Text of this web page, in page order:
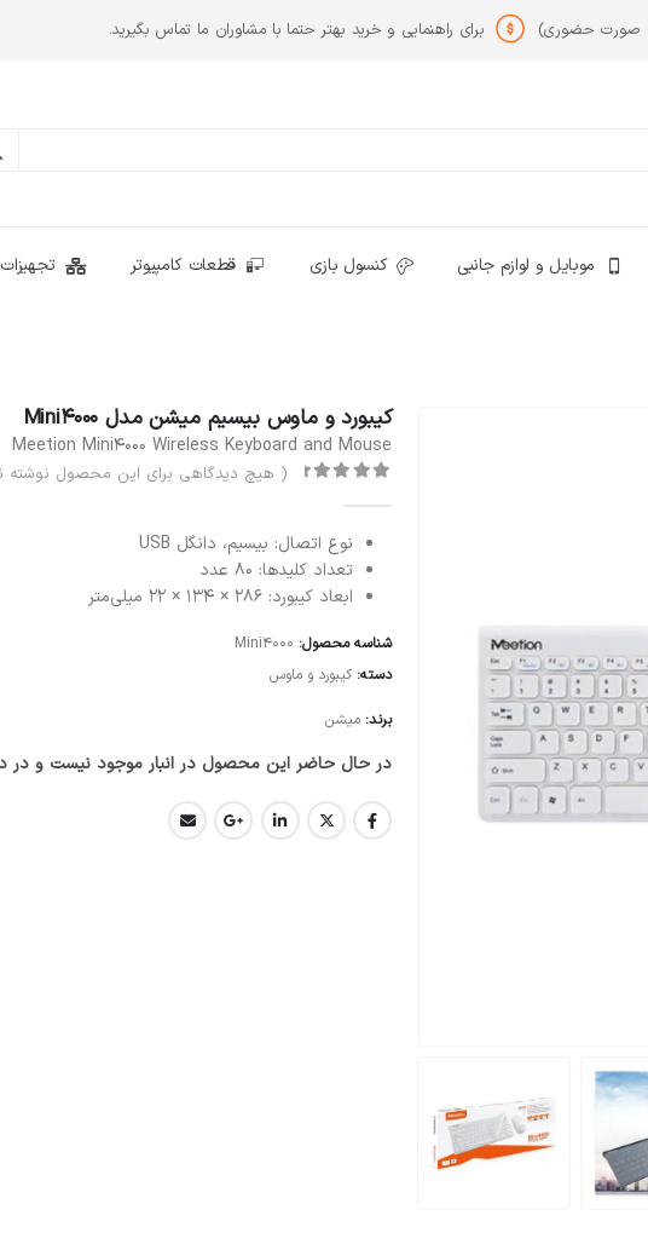
صورت حضوری) برای راهنمایی و خرید بهتر حتما با مشاوران ما تماس بگیرید.
موبایل و لوازم جانبی کنسول بازی قطعات کامپیوتر
کیبورد و ماوس بیسیم میشن مدل Mini4000
Meetion Mini4000 Wireless Keyboard and Mouse
( هیچ دیدگاهی برای این محصول
نوع اتصال: بیسیم، دانگل USB
تعداد کلیدها: 80 عدد
ابعاد کیبورد: 286 × 134 × 22 میلی‌متر
شناسه محصول: Mini4000
دسته: کیبورد و ماوس
برند: میشن
در حال حاضر این محصول در انبار موجود نیست و در